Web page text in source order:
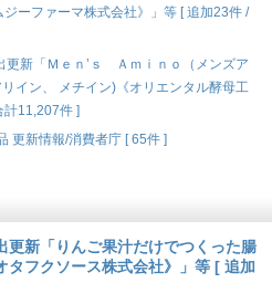
ーファーマ株式会社》」等 [ 追加23件 /
更新「Ｍｅｎ’ｓ Ａｍｉｎｏ（メンズア
イン、 メチイン)《オリエンタル酵母工
計11,207件 ]
更新情報/消費者庁 [ 65件 ]
新「りんご果汁だけでつくった腸
タフクソース株式会社》」等 [ 追加